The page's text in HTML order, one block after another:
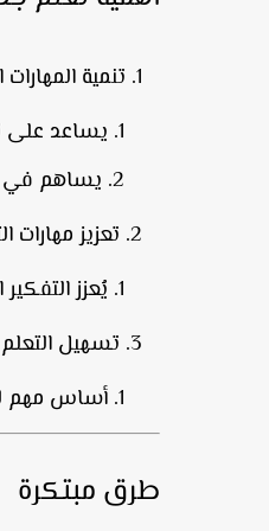
تنمية
يساعد على
يساهم في
تعزيز مهارات
يُعزز
تسهيل
أساس مهم
طرق مبتكرة